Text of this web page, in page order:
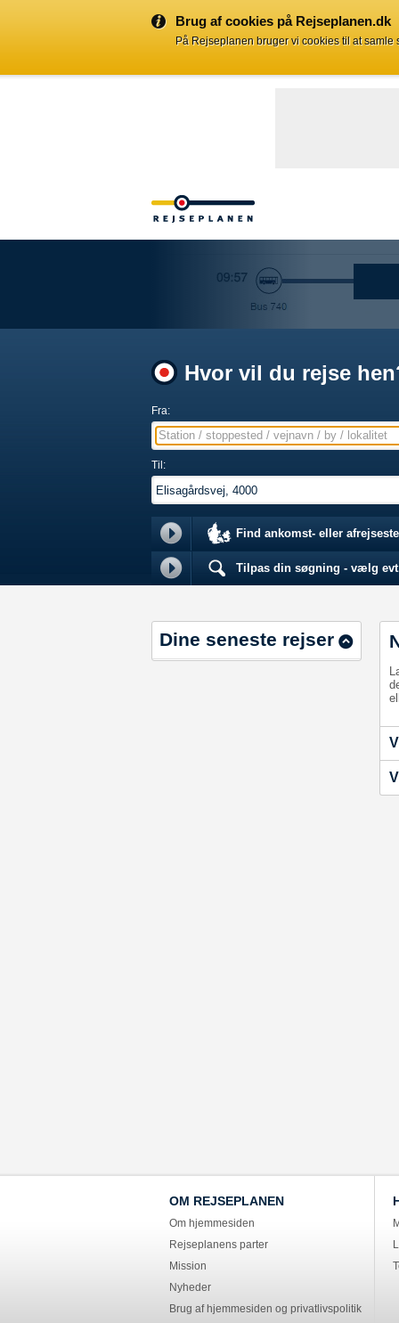
Brug af cookies på Rejseplanen.dk
På Rejseplanen bruger vi cookies til at
Hvor vil du rejse
Fra:
Station / stoppested / vejnavn / by / lokalitet
Til:
Find ankomst- eller
Tilpas din søgning - vælg
Dine seneste rejser
OM REJSEPLANEN
Om hjemmesiden
Rejseplanens parter
Mission
Nyheder
Brug af hjemmesiden og privatlivspolitik